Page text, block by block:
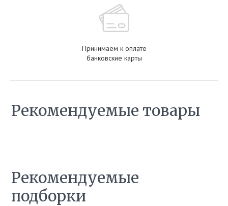
Принимаем к оплате
банковские карты
Рекомендуемые товары
Рекомендуемые
подборки